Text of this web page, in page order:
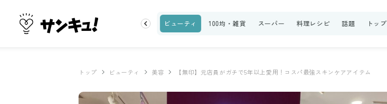
ランキング お金 家事テク 収納・片付け ビューティ 100均・雑貨 スーパー 料理レシピ 話題 トップ
トップ ビューティ 美容 【無印】元店員がガチで5年以上愛用！コスパ最強スキンケアアイテム